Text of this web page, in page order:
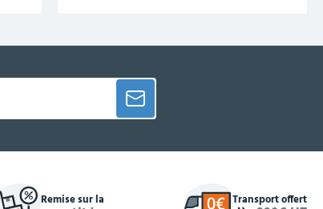
Remise sur la Transport offert